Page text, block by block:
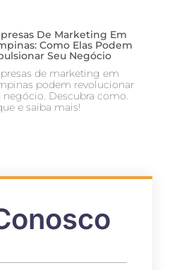
De Marketing Em
Como Elas Podem
Seu Negócio
de marketing em
podem revolucionar
negócio. Descubra como.
e saiba mais!